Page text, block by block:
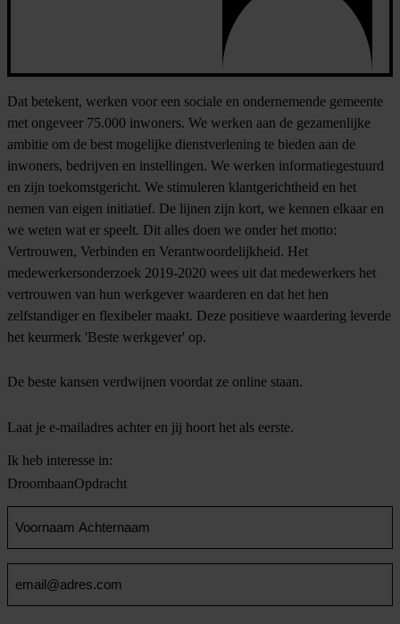
Dat betekent, werken voor een sociale en ondernemende gemeente
met ongeveer 75.000 inwoners. We werken aan de gezamenlijke
ambitie om de best mogelijke dienstverlening te bieden aan de
inwoners, bedrijven en instellingen. We werken informatiegestuurd
en zijn toekomstgericht. We stimuleren klantgerichtheid en het
nemen van eigen initiatief. De lijnen zijn kort, we kennen elkaar en
we weten wat er speelt. Dit alles doen we onder het motto:
Vertrouwen, Verbinden en Verantwoordelijkheid. Het
medewerkersonderzoek 2019-2020 wees uit dat medewerkers het
vertrouwen van hun werkgever waarderen en dat het hen
zelfstandiger en flexibeler maakt. Deze positieve waardering leverde
het keurmerk 'Beste werkgever' op.
De beste kansen verdwijnen voordat ze online staan.
Laat je e-mailadres achter en jij hoort het als eerste.
Ik heb interesse in:
DroombaanOpdracht
en
Achternaam
(Vereist)